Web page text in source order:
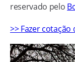
reservado pelo
>> Fazer